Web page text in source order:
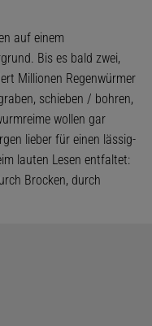
auf einem
Bis es bald zwei,
Millionen Regenwürmer
schieben / bohren,
wollen gar
lieber für einen lässig-
lauten Lesen entfaltet:
Brocken, durch